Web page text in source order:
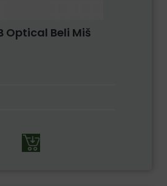
Optical Beli Miš